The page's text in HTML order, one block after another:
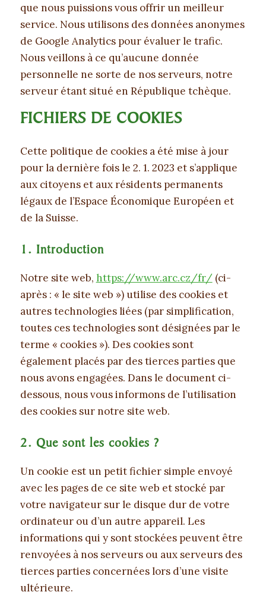
que nous puissions vous offrir un meilleur
service. Nous utilisons des données anonymes
de Google Analytics pour évaluer le trafic.
Nous veillons à ce qu’aucune donnée
personnelle ne sorte de nos serveurs, notre
serveur étant situé en République tchèque.
FICHIERS DE COOKIES
Cette politique de cookies a été mise à jour
pour la dernière fois le 2. 1. 2023 et s’applique
aux citoyens et aux résidents permanents
légaux de l’Espace Économique Européen et
de la Suisse.
1. Introduction
Notre site web, https://www.arc.cz/fr/(ci-
après : « le site web ») utilise des cookies et
autres technologies liées (par simplification,
toutes ces technologies sont désignées par le
terme « cookies »). Des cookies sont
également placés par des tierces parties que
nous avons engagées. Dans le document ci-
dessous, nous vous informons de l’utilisation
des cookies sur notre site web.
2. Que sont les cookies ?
Un cookie est un petit fichier simple envoyé
avec les pages de ce site web et stocké par
votre navigateur sur le disque dur de votre
ordinateur ou d’un autre appareil. Les
informations qui y sont stockées peuvent être
renvoyées à nos serveurs ou aux serveurs des
tierces parties concernées lors d’une visite
ultérieure.